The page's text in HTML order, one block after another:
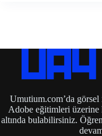
Umutium.com’da görsel
Adobe eğitimleri üzerine
altında bulabilirsiniz.